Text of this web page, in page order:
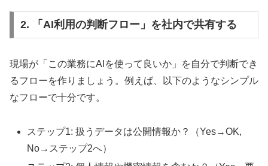
2. 「AI利用の判断フロー」を社内で共有する
現場が「この業務にAIを使って良いか」を自分で判断でき
るフローを作りましょう。例えば、以下のようなシンプル
なフローで十分です。
ステップ1: 扱うデータは公開情報か？（Yes→OK,
No→ステップ2へ）